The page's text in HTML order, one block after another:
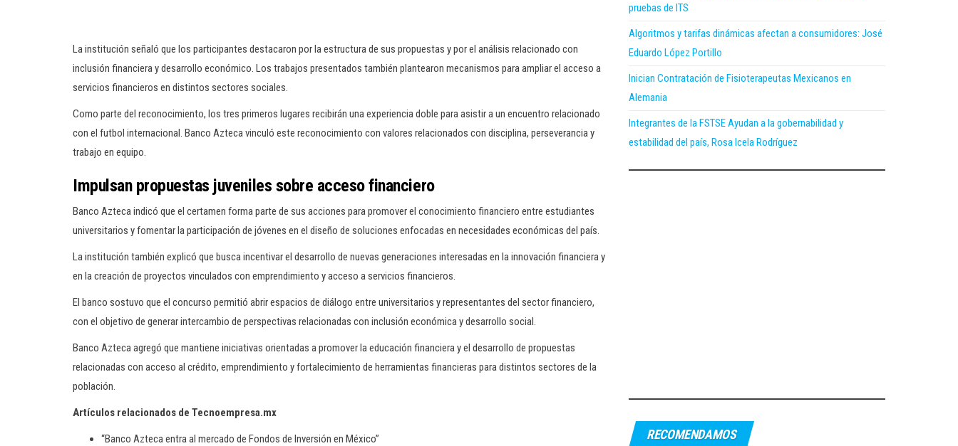
La institución señaló que los participantes destacaron por la estructura de sus propuestas y por el análisis relacionado con
inclusión financiera y desarrollo económico. Los trabajos presentados también plantearon mecanismos para ampliar el acceso a
servicios financieros en distintos sectores sociales.
Como parte del reconocimiento, los tres primeros lugares recibirán una experiencia doble para asistir a un encuentro relacionado
con el futbol internacional. Banco Azteca vinculó este reconocimiento con valores relacionados con disciplina, perseverancia y
trabajo en equipo.
Impulsan propuestas juveniles sobre acceso financiero
Banco Azteca indicó que el certamen forma parte de sus acciones para promover el conocimiento financiero entre estudiantes
universitarios y fomentar la participación de jóvenes en el diseño de soluciones enfocadas en necesidades económicas del país.
La institución también explicó que busca incentivar el desarrollo de nuevas generaciones interesadas en la innovación financiera y
en la creación de proyectos vinculados con emprendimiento y acceso a servicios financieros.
El banco sostuvo que el concurso permitió abrir espacios de diálogo entre universitarios y representantes del sector financiero,
con el objetivo de generar intercambio de perspectivas relacionadas con inclusión económica y desarrollo social.
Banco Azteca agregó que mantiene iniciativas orientadas a promover la educación financiera y el desarrollo de propuestas
relacionadas con acceso al crédito, emprendimiento y fortalecimiento de herramientas financieras para distintos sectores de la
población.
Artículos relacionados de Tecnoempresa.mx
“Banco Azteca entra al mercado de Fondos de Inversión en México”
pruebas de ITS
Algoritmos y tarifas dinámicas afectan a consumidores: José
Eduardo López Portillo
Inician Contratación de Fisioterapeutas Mexicanos en
Alemania
Integrantes de la FSTSE Ayudan a la gobernabilidad y
estabilidad del país, Rosa Icela Rodríguez
RECOMENDAMOS